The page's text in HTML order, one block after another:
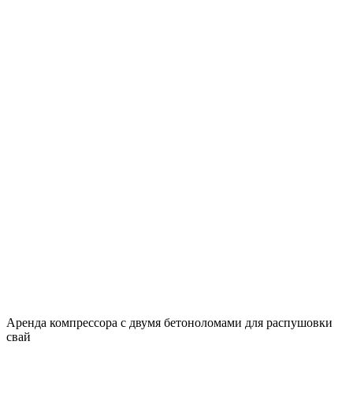
Аренда компрессора с двумя бетоноломами для распушовки
свай